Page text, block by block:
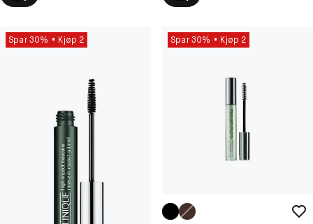
Spar 30% Kjøp 2 Spar 30% Kjøp 2